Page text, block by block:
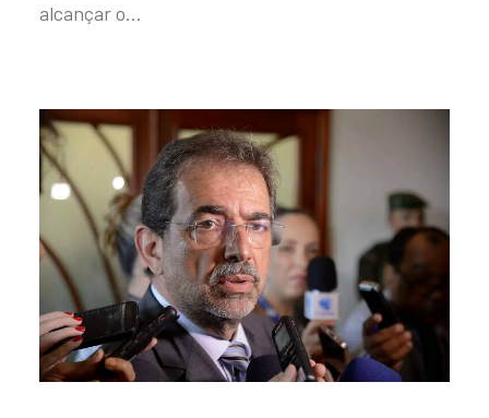
alcançar o…